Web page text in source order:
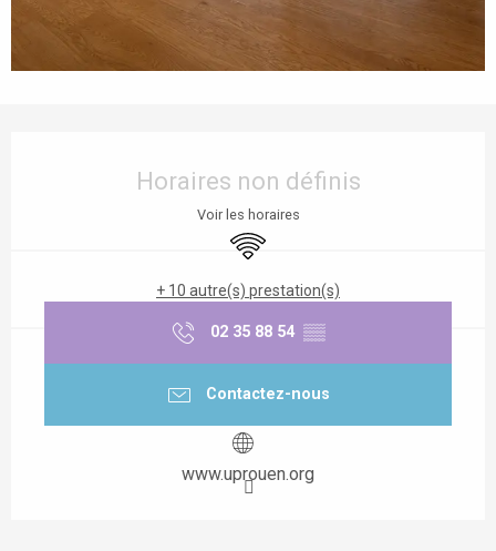
Horaires non définis
Voir les horaires
WiFi
+ 10 autre(s) prestation(s)
02 35 88 54 ▒▒
Contactez-nous
www.uprouen.org